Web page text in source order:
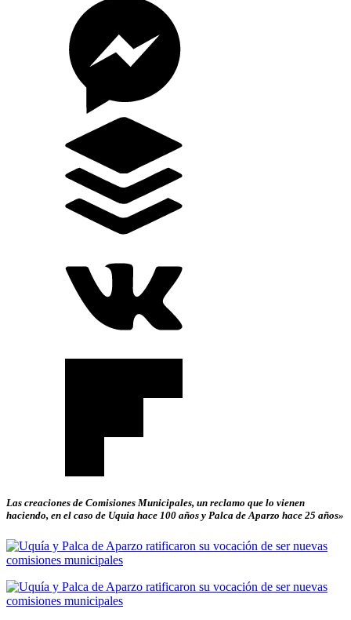
Las creaciones de Comisiones Municipales, un reclamo que lo vienen
haciendo, en el caso de Uquia hace 100 años y Palca de Aparzo hace 25 años»